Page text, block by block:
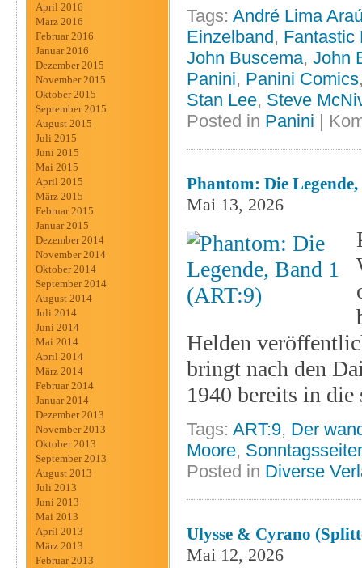
April 2016
März 2016
Februar 2016
Januar 2016
Dezember 2015
November 2015
Oktober 2015
September 2015
August 2015
Juli 2015
Juni 2015
Mai 2015
April 2015
März 2015
Februar 2015
Januar 2015
Dezember 2014
November 2014
Oktober 2014
September 2014
August 2014
Juli 2014
Juni 2014
Mai 2014
April 2014
März 2014
Februar 2014
Januar 2014
Dezember 2013
November 2013
Oktober 2013
September 2013
August 2013
Juli 2013
Juni 2013
Mai 2013
April 2013
März 2013
Februar 2013
Tags: André Lima
Einzelband, Fantastic
John Buscema, John
Panini, Panini Comics
Stan Lee, Steve
Posted in Panini |
Phantom: Die
Mai 13, 2026
Helden
bringt nach den
1940 bereits in
Tags: ART:9, Der
Moore,
Posted in Diverse
Ulysse & Cyrano
Mai 12, 2026